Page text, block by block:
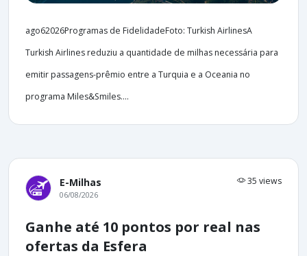
ago62026Programas de FidelidadeFoto: Turkish AirlinesA
Turkish Airlines reduziu a quantidade de milhas necessária para
emitir passagens-prêmio entre a Turquia e a Oceania no
programa Miles&Smiles....
E-Milhas 35 views
06/08/2026
Ganhe até 10 pontos por real nas
ofertas da Esfera